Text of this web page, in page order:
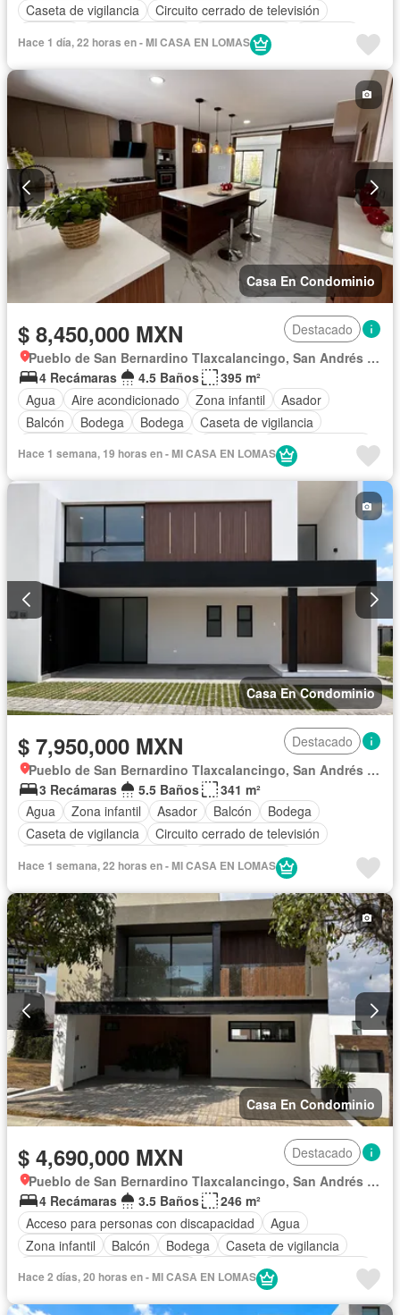
Caseta de vigilancia
Circuito cerrado de televisión
Cocina integral
Cuarto de servicio
Estacionamiento
Gas natural
Jacuzzi
Jardín
Sala polivalente Sauna
Seguridad
Televisión por cable
Terraza Vista panorámica
Wifi
Zonas verdes
Sin amueblar
Hace 1 día, 22 horas en - MI CASA EN LOMAS
Casa En Condominio
$ 8,450,000 MXN
Destacado
Pueblo de San Bernardino Tlaxcalancingo, San Andrés Cholula
4 Recámaras
4.5 Baños
395 m²
Agua
Aire acondicionado Zona infantil
Asador
Balcón
Bodega Bodega
Caseta de vigilancia
Cocina equipada
Cuarto de Limpieza
Cuarto de servicio
Internet
Jacuzzi Jardín
Despacho
Recámara con closet
Televisión por cable
Terraza
Vista panorámica
Hace 1 semana, 19 horas en - MI CASA EN LOMAS
Casa En Condominio
$ 7,950,000 MXN
Destacado
Pueblo de San Bernardino Tlaxcalancingo, San Andrés Cholula
3 Recámaras
5.5 Baños
341 m²
Agua
Zona infantil Asador Balcón
Bodega
Caseta de vigilancia
Circuito cerrado de televisión
Cocina integral
Electricidad
Estacionamiento
Gimnasio Internet
Jardín
Recámara con closet
Azotea
Sala polivalente
Seguridad
Televisión por cable
Terraza
Vista panorámica
Wifi Zonas verdes Sin amueblar
Hace 1 semana, 22 horas en - MI CASA EN LOMAS
Casa En Condominio
$ 4,690,000 MXN
Destacado
Pueblo de San Bernardino Tlaxcalancingo, San Andrés Cholula
4 Recámaras
3.5 Baños
246 m²
Acceso para personas con discapacidad
Agua
Zona infantil
Balcón Bodega
Caseta de vigilancia
Cocina equipada
Cuarto de servicio
Hace 2 días, 20 horas en - MI CASA EN LOMAS